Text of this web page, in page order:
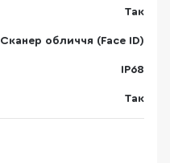
Так
Сканер обличчя (Face ID)
IP68
Так